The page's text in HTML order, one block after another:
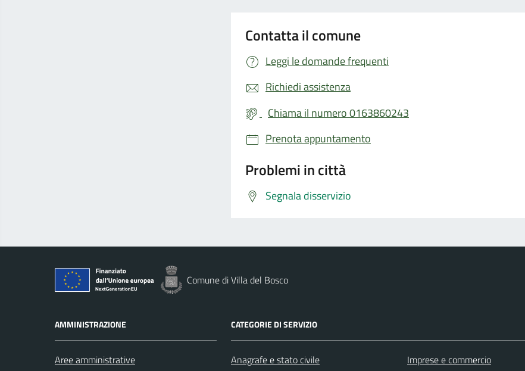
Contatta il comune
Leggi le domande frequenti
Richiedi assistenza
Chiama il numero 0163860243
Prenota appuntamento
Problemi in città
Segnala disservizio
Comune di Villa del Bosco
AMMINISTRAZIONE
Aree amministrative
CATEGORIE DI SERVIZIO
Anagrafe e stato civile
Imprese e commercio